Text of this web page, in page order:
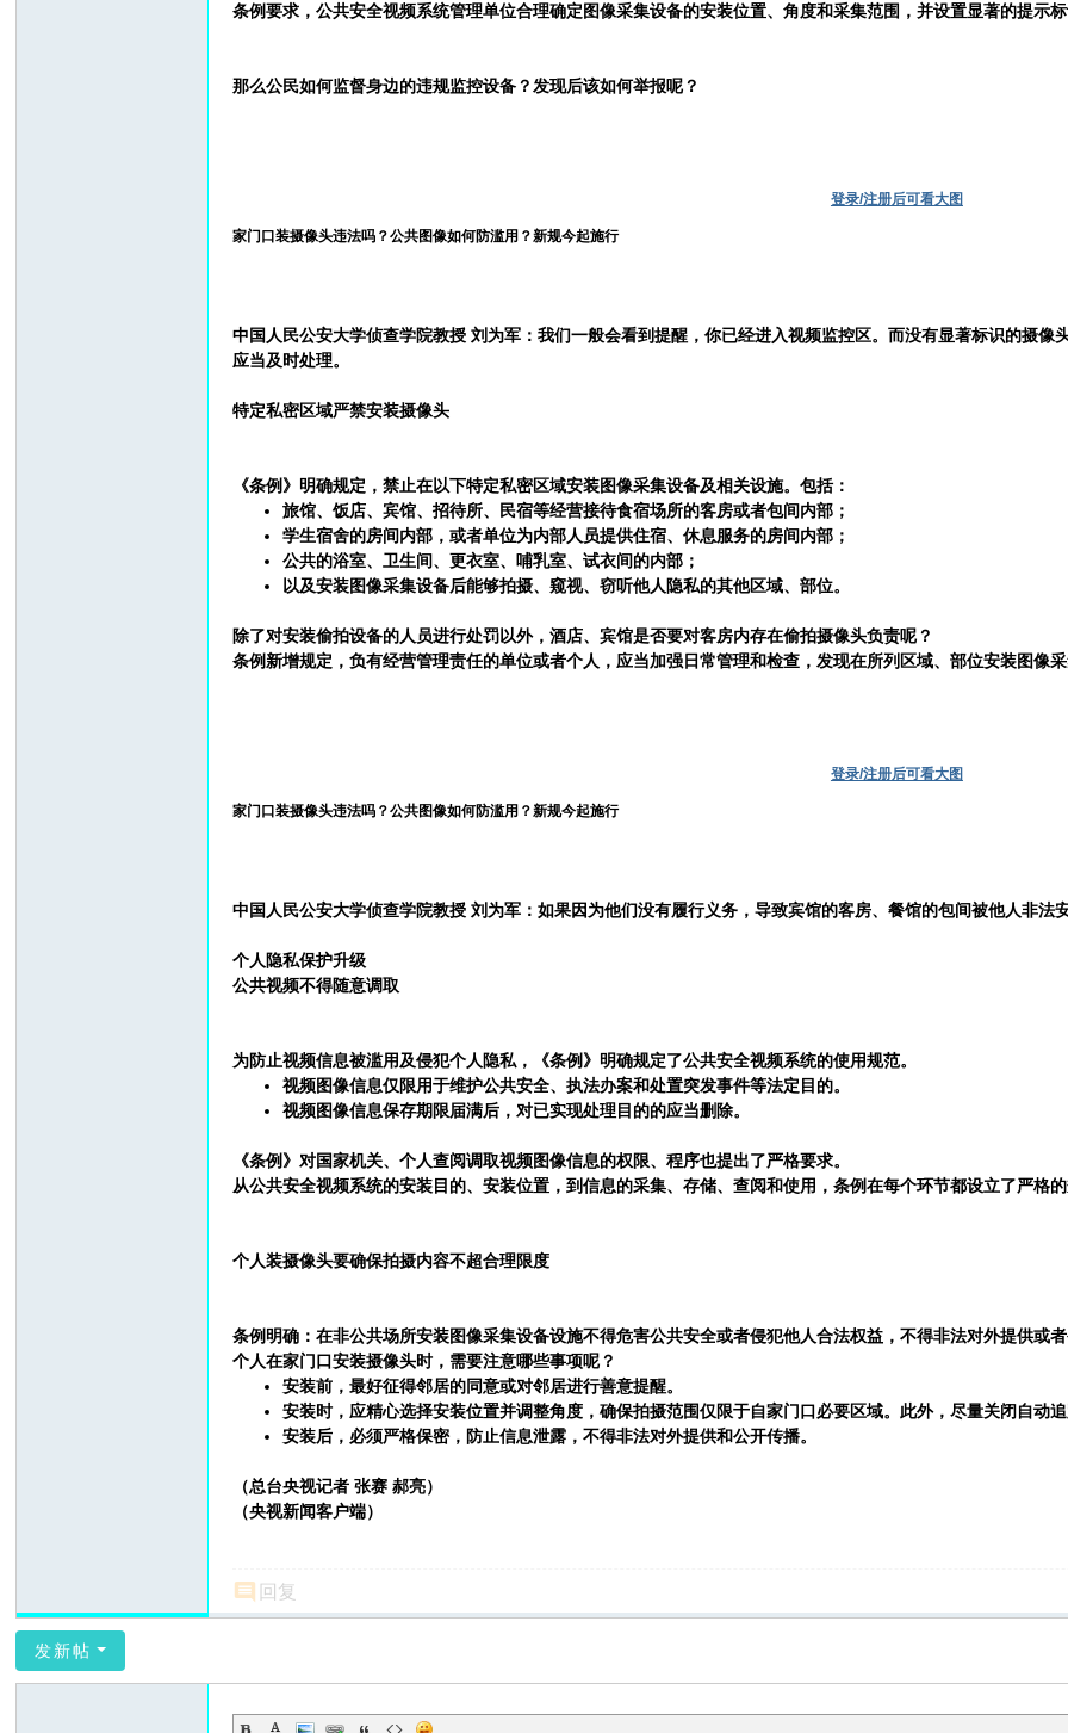
条例要求，公共安全视频系统管理单位合理确定图像采集设备的安装位置、角度和采集范围，并设置显著的提示标
那么公民如何监督身边的违规监控设备？发现后该如何举报呢？
登录/注册后可看大图
家门口装摄像头违法吗？公共图像如何防滥用？新规今起施行
中国人民公安大学侦查学院教授 刘为军：我们一般会看到提醒，你已经进入视频监控区。而没有显著标识的摄
应当及时处理。
特定私密区域严禁安装摄像头
《条例》明确规定，禁止在以下特定私密区域安装图像采集设备及相关设施。包括：
旅馆、饭店、宾馆、招待所、民宿等经营接待食宿场所的客房或者包间内部；
学生宿舍的房间内部，或者单位为内部人员提供住宿、休息服务的房间内部；
公共的浴室、卫生间、更衣室、哺乳室、试衣间的内部；
以及安装图像采集设备后能够拍摄、窥视、窃听他人隐私的其他区域、部位。
除了对安装偷拍设备的人员进行处罚以外，酒店、宾馆是否要对客房内存在偷拍摄像头负责呢？
条例新增规定，负有经营管理责任的单位或者个人，应当加强日常管理和检查，发现在所列区域、部位安装图像
登录/注册后可看大图
家门口装摄像头违法吗？公共图像如何防滥用？新规今起施行
中国人民公安大学侦查学院教授 刘为军：如果因为他们没有履行义务，导致宾馆的客房、餐馆的包间被他人非法
个人隐私保护升级
公共视频不得随意调取
为防止视频信息被滥用及侵犯个人隐私，
《条例》明确规定了公共安全视频系统的使用规范。
视频图像信息仅限用于维护公共安全、执法办案和处置突发事件等法定目的。
视频图像信息保存期限届满后，对已实现处理目的的应当删除。
《条例》对国家机关、个人查阅调取视频图像信息的权限、程序也提出了严格要求。
从公共安全视频系统的安装目的、安装位置，到信息的采集、存储、查阅和使用，条例在每个环节都设立了严格
个人装摄像头要确保拍摄内容不超合理限度
条例明确：在非公共场所安装图像采集设备设施不得危害公共安全或者侵犯他人合法权益，不得非法对外提供或
个人在家门口安装摄像头时，需要注意哪些事项呢？
安装前，最好征得邻居的同意或对邻居进行善意提醒。
安装时，应精心选择安装位置并调整角度，确保拍摄范围仅限于自家门口必要区域。此外，尽量关闭自动追
安装后，必须严格保密，防止信息泄露，不得非法对外提供和公开传播。
（总台央视记者 张赛 郝亮）
（央视新闻客户端）
回复
发新帖